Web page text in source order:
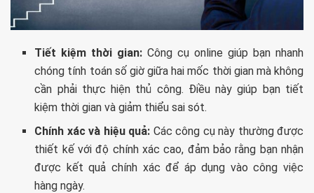
Tiết kiệm thời gian:Công cụ online giúp bạn nhanh
chóng tính toán số giờ giữa hai mốc thời gian mà không
cần phải thực hiện thủ công. Điều này giúp bạn tiết
kiệm thời gian và giảm thiểu sai sót.
Chính xác và hiệu quả: Các công cụ này thường được
thiết kế với độ chính xác cao, đảm bảo rằng bạn nhận
được kết quả chính xác để áp dụng vào công việc
hàng ngày.